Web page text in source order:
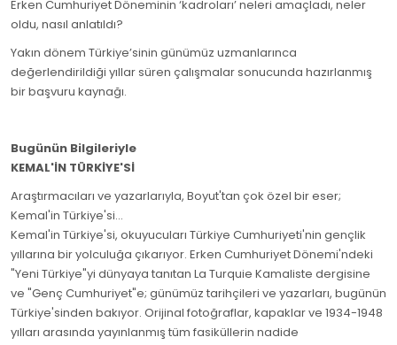
Erken Cumhuriyet Döneminin ‘kadroları’ neleri amaçladı, neler
oldu, nasıl anlatıldı?
Yakın dönem Türkiye’sinin günümüz uzmanlarınca
değerlendirildiği yıllar süren çalışmalar sonucunda hazırlanmış
bir başvuru kaynağı.
Bugünün Bilgileriyle
KEMAL'İN TÜRKİYE'Sİ
Araştırmacıları ve yazarlarıyla, Boyut'tan çok özel bir eser;
Kemal'in Türkiye'si...
Kemal'in Türkiye'si, okuyucuları Türkiye Cumhuriyeti'nin gençlik
yıllarına bir yolculuğa çıkarıyor. Erken Cumhuriyet Dönemi'ndeki
"Yeni Türkiye"yi dünyaya tanıtan La Turquie Kamaliste dergisine
ve "Genç Cumhuriyet"e; günümüz tarihçileri ve yazarları, bugünün
Türkiye'sinden bakıyor. Orijinal fotoğraflar, kapaklar ve 1934-1948
yılları arasında yayınlanmış tüm fasiküllerin nadide